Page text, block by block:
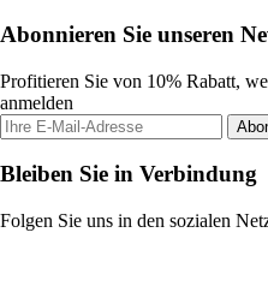
Abonnieren Sie unseren
Profitieren Sie von 10% Rabatt,
anmelden
Bleiben Sie in Verbindung
Folgen Sie uns in den sozialen